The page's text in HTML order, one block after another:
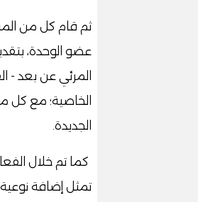
ثم قام كل من
عضو الوحدة،
المرئي عن بعد -
الخاصية؛ مع كل
الجديدة.
كما تم خلال
تمثل إضافة نوعية